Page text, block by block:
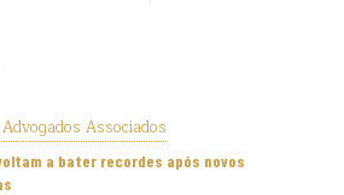
Associados
a bater recordes após novos